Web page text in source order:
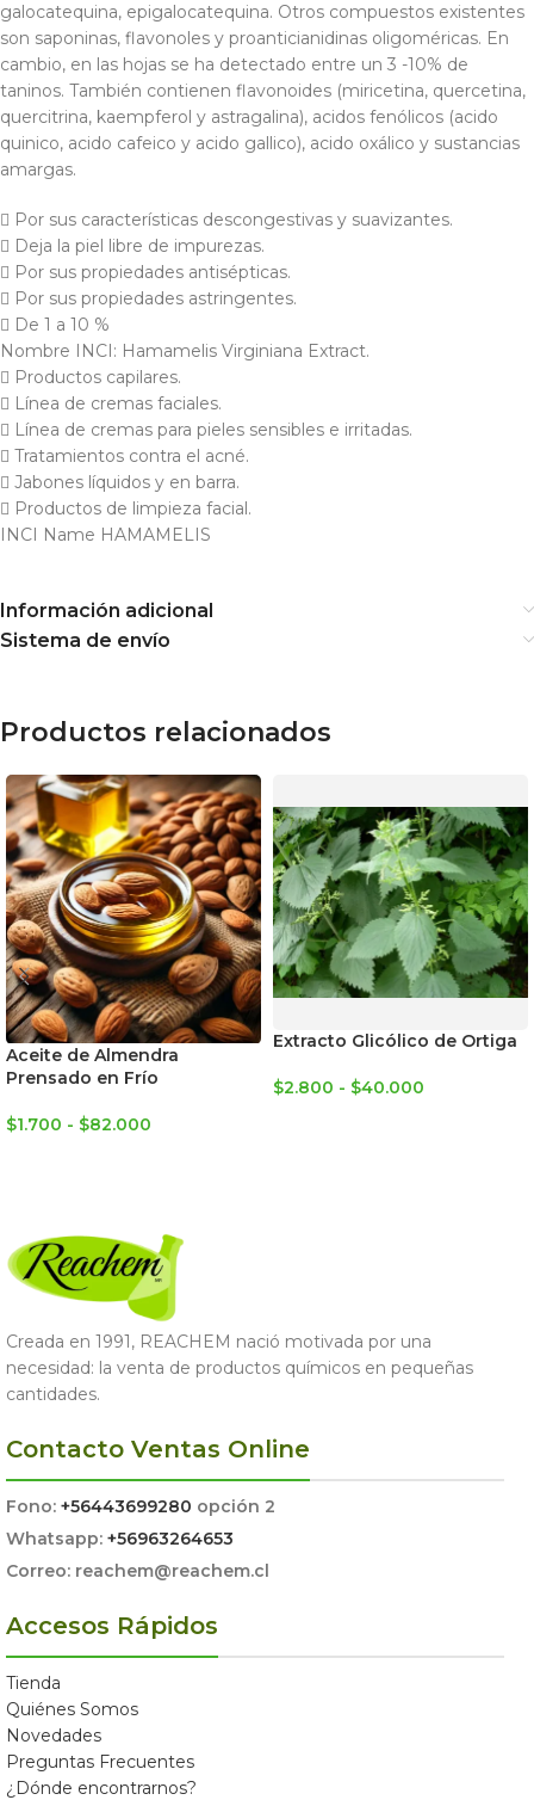
galocatequina, epigalocatequina. Otros compuestos existentes
son saponinas, flavonoles y proanticianidinas oligoméricas. En
cambio, en las hojas se ha detectado entre un 3 -10% de
taninos. También contienen flavonoides (miricetina, quercetina,
quercitrina, kaempferol y astragalina), acidos fenólicos (acido
quinico, acido cafeico y acido gallico), acido oxálico y sustancias
amargas.
 Por sus características descongestivas y suavizantes.
 Deja la piel libre de impurezas.
 Por sus propiedades antisépticas.
 Por sus propiedades astringentes.
 De 1 a 10 %
Nombre INCI: Hamamelis Virginiana Extract.
 Productos capilares.
 Línea de cremas faciales.
 Línea de cremas para pieles sensibles e irritadas.
 Tratamientos contra el acné.
 Jabones líquidos y en barra.
 Productos de limpieza facial.
INCI Name HAMAMELIS
Información adicional
Sistema de envío
Productos relacionados
Aceite de Almendra
Prensado en Frío
$1.700 - $82.000
Extracto Glicólico de Ortiga
$2.800 - $40.000
Creada en 1991, REACHEM nació motivada por una
necesidad: la venta de productos químicos en pequeñas
cantidades.
Contacto Ventas Online
Fono: +56443699280 opción 2
Whatsapp: +56963264653
Correo: reachem@reachem.cl
Accesos Rápidos
Tienda
Quiénes Somos
Novedades
Preguntas Frecuentes
¿Dónde encontrarnos?